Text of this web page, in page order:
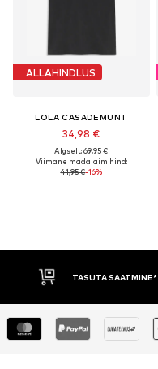
ALLAHINDLUS
LOLA CASADEMUNT
34,98 €
Algselt: 69,95 €
Viimane madalaim hind:
41,95 €-16%
TASUTA SAATMINE* JA